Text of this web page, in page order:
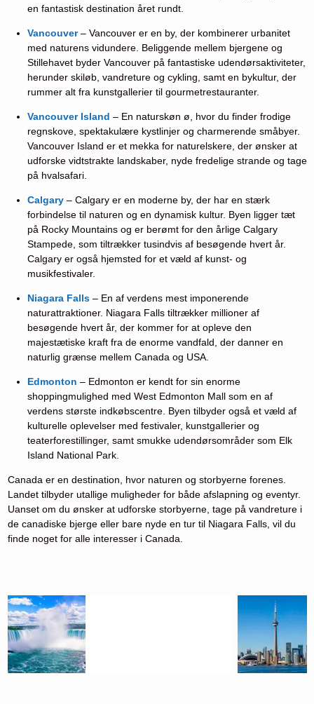
en fantastisk destination året rundt.
Vancouver – Vancouver er en by, der kombinerer urbanitet
med naturens vidundere. Beliggende mellem bjergene og
Stillehavet byder Vancouver på fantastiske udendørsaktiviteter,
herunder skiløb, vandreture og cykling, samt en bykultur, der
rummer alt fra kunstgallerier til gourmetrestauranter.
Vancouver Island – En naturskøn ø, hvor du finder frodige
regnskove, spektakulære kystlinjer og charmerende småbyer.
Vancouver Island er et mekka for naturelskere, der ønsker at
udforske vidtstrakte landskaber, nyde fredelige strande og tage
på hvalsafari.
Calgary – Calgary er en moderne by, der har en stærk
forbindelse til naturen og en dynamisk kultur. Byen ligger tæt
på Rocky Mountains og er berømt for den årlige Calgary
Stampede, som tiltrækker tusindvis af besøgende hvert år.
Calgary er også hjemsted for et væld af kunst- og
musikfestivaler.
Niagara Falls– En af verdens mest imponerende
naturattraktioner. Niagara Falls tiltrækker millioner af
besøgende hvert år, der kommer for at opleve den
majestætiske kraft fra de enorme vandfald, der danner en
naturlig grænse mellem Canada og USA.
Edmonton – Edmonton er kendt for sin enorme
shoppingmulighed med West Edmonton Mall som en af
verdens største indkøbscentre. Byen tilbyder også et væld af
kulturelle oplevelser med festivaler, kunstgallerier og
teaterforestillinger, samt smukke udendørsområder som Elk
Island National Park.
Canada er en destination, hvor naturen og storbyerne forenes.
Landet tilbyder utallige muligheder for både afslapning og eventyr.
Uanset om du ønsker at udforske storbyerne, tage på vandreture i
de canadiske bjerge eller bare nyde en tur til Niagara Falls, vil du
finde noget for alle interesser i Canada.